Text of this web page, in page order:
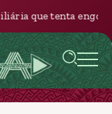
que tenta engolir a